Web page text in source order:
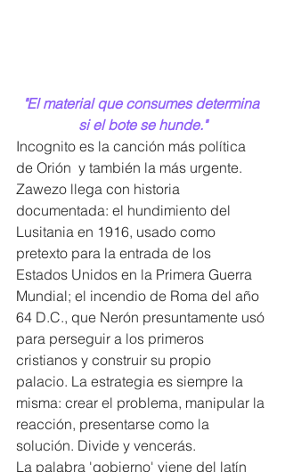
"El material que consumes determina
si el bote se hunde."
Incognito es la canción más política
de Orión  y también la más urgente.
Zawezo llega con historia
documentada: el hundimiento del
Lusitania en 1916, usado como
pretexto para la entrada de los
Estados Unidos en la Primera Guerra
Mundial; el incendio de Roma del año
64 D.C., que Nerón presuntamente usó
para perseguir a los primeros
cristianos y construir su propio
palacio. La estrategia es siempre la
misma: crear el problema, manipular la
reacción, presentarse como la
solución. Divide y vencerás.
La palabra 'gobierno' viene del latín